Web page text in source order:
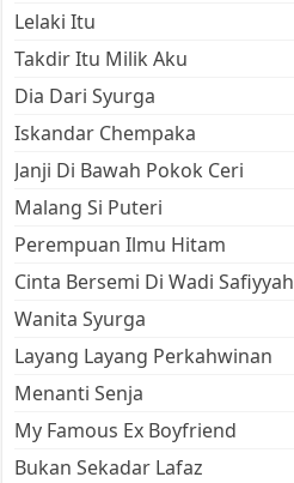
Lelaki Itu
Takdir Itu Milik Aku
Dia Dari Syurga
Iskandar Chempaka
Janji Di Bawah Pokok Ceri
Malang Si Puteri
Perempuan Ilmu Hitam
Cinta Bersemi Di Wadi Safiyyah
Wanita Syurga
Layang Layang Perkahwinan
Menanti Senja
My Famous Ex Boyfriend
Bukan Sekadar Lafaz